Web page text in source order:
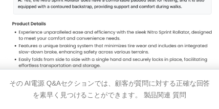
そのAI電源Q&Aセクションでは、顧客が質問に対する正確な回答
を素早く見つけることができます。 製品関連 質問